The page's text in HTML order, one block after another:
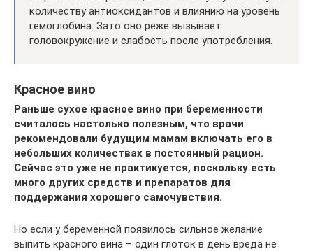
количеству антиоксидантов и влиянию на уровень
гемоглобина. Зато оно реже вызывает
головокружение и слабость после употребления.
Красное вино
Раньше сухое красное вино при беременности
считалось настолько полезным, что врачи
рекомендовали будущим мамам включать его в
небольших количествах в постоянный рацион.
Сейчас это уже не практикуется, поскольку есть
много других средств и препаратов для
поддержания хорошего самочувствия.
Но если у беременной появилось сильное желание
выпить красного вина – один глоток в день вреда не